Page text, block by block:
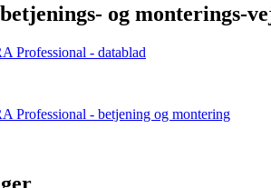
og monterings-
Professional - datablad
Professional - betjening og montering